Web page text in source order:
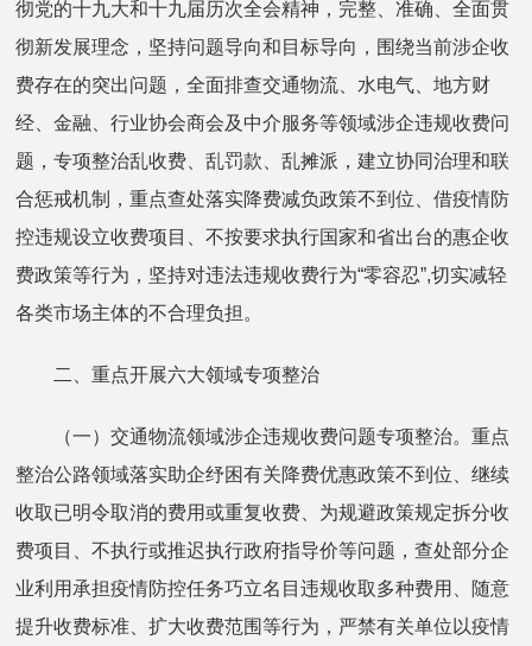
彻党的十九大和十九届历次全会精神，完整、准确、全面贯
彻新发展理念，坚持问题导向和目标导向，围绕当前涉企收
费存在的突出问题，全面排查交通物流、水电气、地方财
经、金融、行业协会商会及中介服务等领域涉企违规收费问
题，专项整治乱收费、乱罚款、乱摊派，建立协同治理和联
合惩戒机制，重点查处落实降费减负政策不到位、借疫情防
控违规设立收费项目、不按要求执行国家和省出台的惠企收
费政策等行为，坚持对违法违规收费行为“零容忍”,切实减轻
各类市场主体的不合理负担。
二、重点开展六大领域专项整治
（一）交通物流领域涉企违规收费问题专项整治。重点
整治公路领域落实助企纾困有关降费优惠政策不到位、继续
收取已明令取消的费用或重复收费、为规避政策规定拆分收
费项目、不执行或推迟执行政府指导价等问题，查处部分企
业利用承担疫情防控任务巧立名目违规收取多种费用、随意
提升收费标准、扩大收费范围等行为，严禁有关单位以疫情